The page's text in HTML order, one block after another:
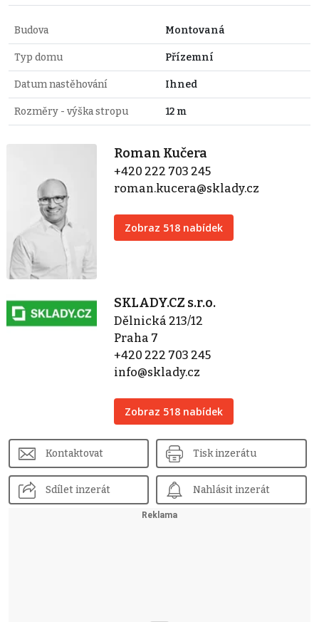
Budova Montovaná
Typ domu Přízemní
Datum nastěhování Ihned
Rozměry - výška stropu 12 m
Roman Kučera
+420 222 703 245
roman.kucera@sklady.cz
Zobraz 518 nabídek
SKLADY.CZ s.r.o.
Dělnická 213/12
Praha 7
+420 222 703 245
info@sklady.cz
Zobraz 518 nabídek
Kontaktovat Tisk inzerátu
Sdílet inzerát Nahlásit inzerát